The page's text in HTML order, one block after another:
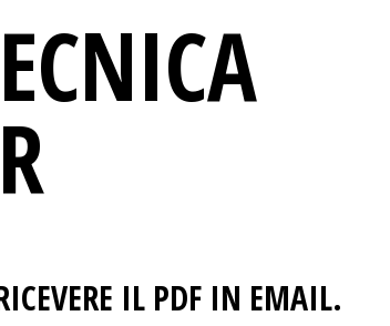
IL PDF IN EMAIL.